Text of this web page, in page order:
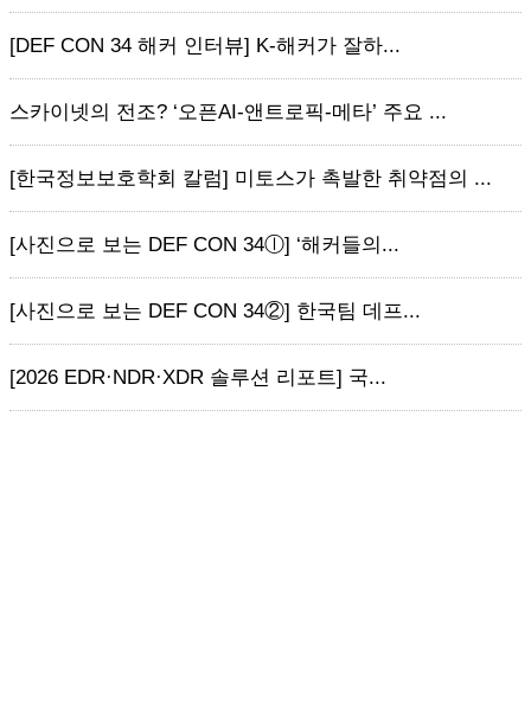
[DEF CON 34 해커 인터뷰] K-해커가 잘하...
스카이넷의 전조? ‘오픈AI-앤트로픽-메타’ 주요 ...
[한국정보보호학회 칼럼] 미토스가 촉발한 취약점의 ...
[사진으로 보는 DEF CON 34ⓛ] ‘해커들의...
[사진으로 보는 DEF CON 34②] 한국팀 데프...
[2026 EDR·NDR·XDR 솔루션 리포트] 국...